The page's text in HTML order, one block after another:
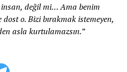
insan, değil mi… Ama benim
o. Bizi bırakmak istemeyen,
asla kurtulamazsın.”